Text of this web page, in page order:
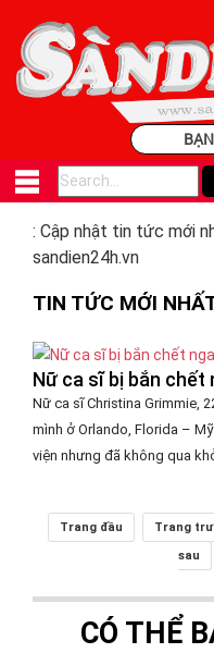
: Cập nhật tin tức mới
sandien24h.vn
TIN TỨC MỚI
Nữ ca sĩ bị bắn chết
Nữ ca sĩ Christina Grimmie,
mình ở Orlando, Florida –
viện nhưng đã không qua
Trang đầu Trang
sau
CÓ THỂ